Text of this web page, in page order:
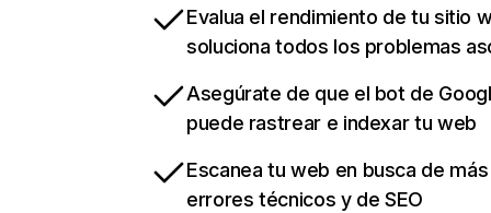
Evalua el rendimiento de tu sitio
soluciona todos los problemas
Asegúrate de que el bot de
puede rastrear e indexar tu web
Escanea tu web en busca de
errores técnicos y de SEO